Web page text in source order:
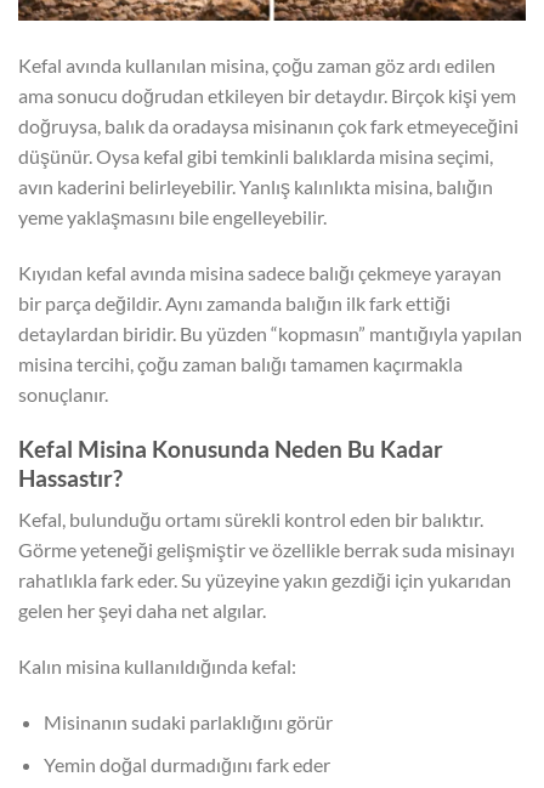
Kefal avında kullanılan misina, çoğu zaman göz ardı edilen
ama sonucu doğrudan etkileyen bir detaydır. Birçok kişi yem
doğruysa, balık da oradaysa misinanın çok fark etmeyeceğini
düşünür. Oysa kefal gibi temkinli balıklarda misina seçimi,
avın kaderini belirleyebilir. Yanlış kalınlıkta misina, balığın
yeme yaklaşmasını bile engelleyebilir.
Kıyıdan kefal avında misina sadece balığı çekmeye yarayan
bir parça değildir. Aynı zamanda balığın ilk fark ettiği
detaylardan biridir. Bu yüzden “kopmasın” mantığıyla yapılan
misina tercihi, çoğu zaman balığı tamamen kaçırmakla
sonuçlanır.
Kefal Misina Konusunda Neden Bu Kadar
Hassastır?
Kefal, bulunduğu ortamı sürekli kontrol eden bir balıktır.
Görme yeteneği gelişmiştir ve özellikle berrak suda misinayı
rahatlıkla fark eder. Su yüzeyine yakın gezdiği için yukarıdan
gelen her şeyi daha net algılar.
Kalın misina kullanıldığında kefal:
Misinanın sudaki parlaklığını görür
Yemin doğal durmadığını fark eder